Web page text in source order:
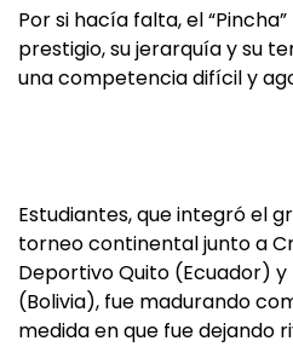
Por si hacía falta, el
prestigio, su jerarquía y su
una competencia difícil y
Estudiantes, que integró el
torneo continental junto a
Deportivo Quito (Ecuador) y
(Bolivia), fue madurando
medida en que fue dejando